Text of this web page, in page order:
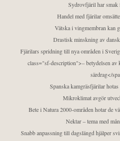
Sydrovfjäril har smak
Handel med fjärilar
Vätska i vingmembran kan
Drastisk minskning av
Fjärilars spridning till nya områden i
class="sf-description">– betydelsen av
särdrag</
Spanska kamgräsfjärilar
Mikroklimat avgör
Bete i Natura 2000-områden hotar de
Nektar – tema med
Snabb anpassning till dagslängd hjälper